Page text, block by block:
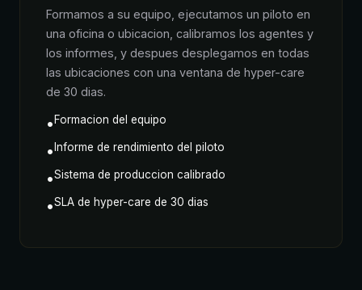
Formamos a su equipo, ejecutamos un piloto en
una oficina o ubicacion, calibramos los agentes y
los informes, y despues desplegamos en todas
las ubicaciones con una ventana de hyper-care
de 30 dias.
• Formacion del equipo
• Informe de rendimiento del piloto
•Sistema de produccion calibrado
•SLA de hyper-care de 30 dias